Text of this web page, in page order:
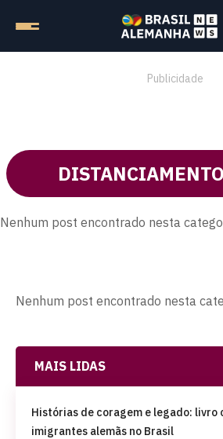
Publicidade
Nenhum post encontrado nesta
Nenhum post encontrado nesta
MAIS LIDAS
Histórias de coragem e legado: livro
imigrantes alemãs no Brasil